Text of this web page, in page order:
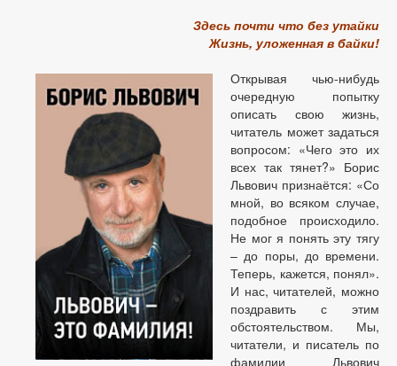
Здесь почти что без утайки
Жизнь, уложенная в байки!
Открывая чью-нибудь
очередную попытку
описать свою жизнь,
читатель может задаться
вопросом: «Чего это их
всех так тянет?» Борис
Львович признаётся: «Со
мной, во всяком случае,
подобное происходило.
Не мог я понять эту тягу
– до поры, до времени.
Теперь, кажется, понял».
И нас, читателей, можно
поздравить с этим
обстоятельством. Мы,
читатели, и писатель по
фамилии Львович